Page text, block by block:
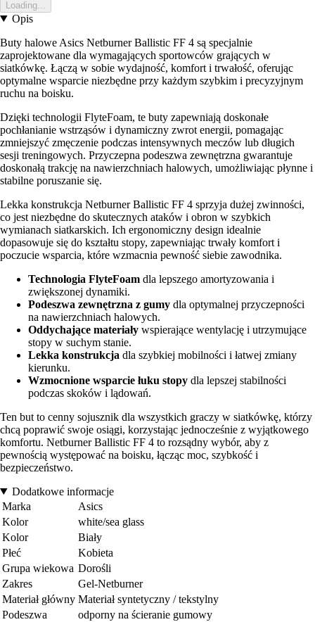
Loading...
Opis
Buty halowe Asics Netburner Ballistic FF 4 są specjalnie
zaprojektowane dla wymagających sportowców grających w
siatkówkę. Łączą w sobie wydajność, komfort i trwałość, oferując
optymalne wsparcie niezbędne przy każdym szybkim i precyzyjnym
ruchu na boisku.
Dzięki technologii FlyteFoam, te buty zapewniają doskonałe
pochłanianie wstrząsów i dynamiczny zwrot energii, pomagając
zmniejszyć zmęczenie podczas intensywnych meczów lub długich
sesji treningowych. Przyczepna podeszwa zewnętrzna gwarantuje
doskonałą trakcję na nawierzchniach halowych, umożliwiając płynne i
stabilne poruszanie się.
Lekka konstrukcja Netburner Ballistic FF 4 sprzyja dużej zwinności,
co jest niezbędne do skutecznych ataków i obron w szybkich
wymianach siatkarskich. Ich ergonomiczny design idealnie
dopasowuje się do kształtu stopy, zapewniając trwały komfort i
poczucie wsparcia, które wzmacnia pewność siebie zawodnika.
Technologia FlyteFoam dla lepszego amortyzowania i
zwiększonej dynamiki.
Podeszwa zewnętrzna z gumy dla optymalnej przyczepności
na nawierzchniach halowych.
Oddychające materiały wspierające wentylację i utrzymujące
stopy w suchym stanie.
Lekka konstrukcja dla szybkiej mobilności i łatwej zmiany
kierunku.
Wzmocnione wsparcie łuku stopy dla lepszej stabilności
podczas skoków i lądowań.
Ten but to cenny sojusznik dla wszystkich graczy w siatkówkę, którzy
chcą poprawić swoje osiągi, korzystając jednocześnie z wyjątkowego
komfortu. Netburner Ballistic FF 4 to rozsądny wybór, aby z
pewnością występować na boisku, łącząc moc, szybkość i
bezpieczeństwo.
Dodatkowe informacje
Marka
Asics
Kolor
white/sea glass
Kolor
Biały
Płeć
Kobieta
Grupa wiekowa Dorośli
Zakres
Gel-Netburner
Materiał główny Materiał syntetyczny / tekstylny
Podeszwa
odporny na ścieranie gumowy